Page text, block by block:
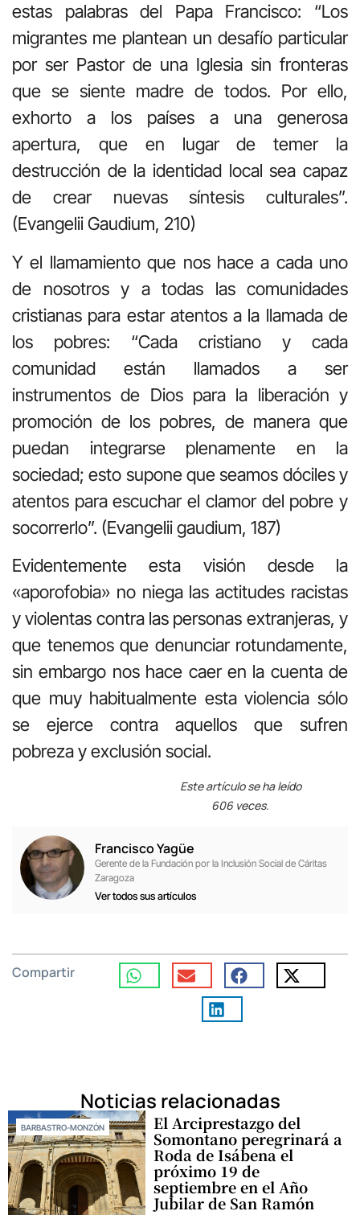
estas palabras del Papa Francisco: “Los
migrantes me plantean un desafío particular
por ser Pastor de una Iglesia sin fronteras
que se siente madre de todos. Por ello,
exhorto a los países a una generosa
apertura, que en lugar de temer la
destrucción de la identidad local sea capaz
de crear nuevas síntesis culturales”.
(Evangelii Gaudium, 210)
Y el llamamiento que nos hace a cada uno
de nosotros y a todas las comunidades
cristianas para estar atentos a la llamada de
los pobres: “Cada cristiano y cada
comunidad están llamados a ser
instrumentos de Dios para la liberación y
promoción de los pobres, de manera que
puedan integrarse plenamente en la
sociedad; esto supone que seamos dóciles y
atentos para escuchar el clamor del pobre y
socorrerlo”. (Evangelii gaudium, 187)
Evidentemente esta visión desde la
«aporofobia» no niega las actitudes racistas
y violentas contra las personas extranjeras, y
que tenemos que denunciar rotundamente,
sin embargo nos hace caer en la cuenta de
que muy habitualmente esta violencia sólo
se ejerce contra aquellos que sufren
pobreza y exclusión social.
Este artículo se ha leído
606 veces.
Francisco Yagüe
Gerente de la Fundación por la Inclusión Social de Cáritas
Zaragoza
Ver todos sus artículos
Compartir
Noticias relacionadas
BARBASTRO-MONZÓN El Arciprestazgo del
Somontano peregrinará a
Roda de Isábena el
próximo 19 de
septiembre en el Año
Jubilar de San Ramón